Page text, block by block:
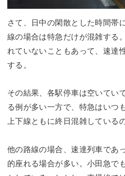
さて、日中の閑散とした時間帯
線の場合は特急だけが混雑する
れていないこともあって、速達
する。
その結果、各駅停車は空いてい
る例が多い一方で、特急はいつ
上下線ともに終日混雑している
他の路線の場合、速達列車であ
的座れる場合が多い。小田急で